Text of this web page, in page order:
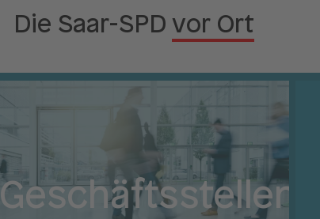
Die Saar-SPD vor Ort
Geschäftsstellen